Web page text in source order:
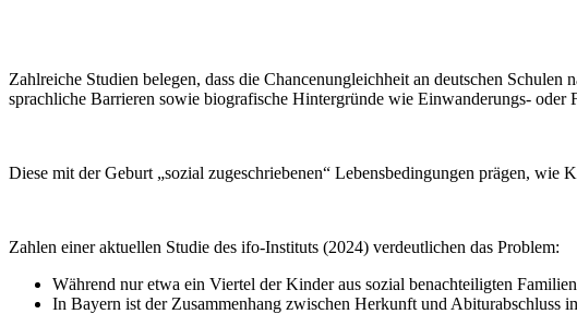
Zahlreiche Studien belegen, dass die Chancenungleichheit an deutschen
sprachliche Barrieren sowie biografische Hintergründe wie Einwanderungs- oder
Diese mit der Geburt „sozial zugeschriebenen“ Lebensbedingungen prägen,
Zahlen einer aktuellen Studie des ifo-Instituts (2024) verdeutlichen das Problem:
Während nur etwa ein Viertel der Kinder aus sozial benachteiligten
In Bayern ist der Zusammenhang zwischen Herkunft und Abiturabschluss